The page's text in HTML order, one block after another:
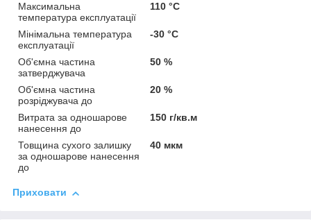
Максимальна
температура експлуатації
110 °С
Мінімальна температура
експлуатації
-30 °С
Об'ємна частина
затверджувача
50 %
Об'ємна частина
розріджувача до
20 %
Витрата за одношарове
нанесення до
150 г/кв.м
Товщина сухого залишку
за одношарове нанесення
до
40 мкм
Приховати